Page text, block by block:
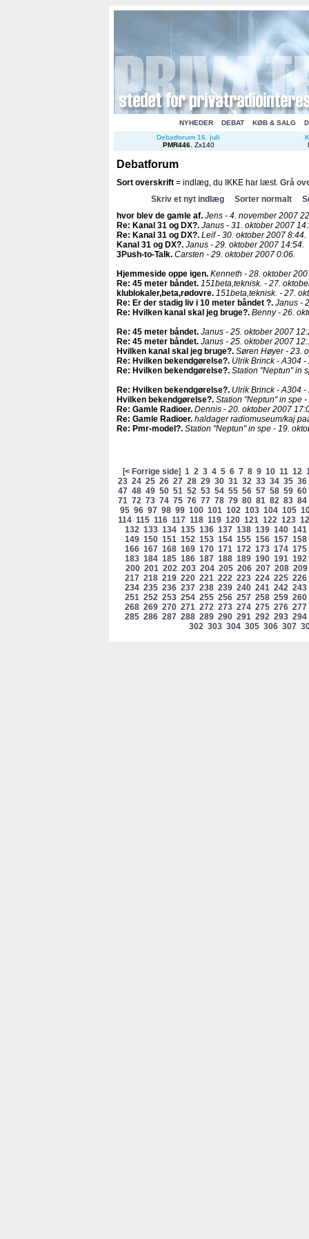
NYHEDER DEBAT KØB & SALG
Debatforum 16. juli
PMR446. Zx140
Debatforum
Sort overskrift = indlæg, du IKKE har læst. Grå
Skriv et nyt indlæg
Sorter normalt
hvor blev de gamle af. Jens - 4. november 2007
Re: Kanal 31 og DX?. Janus - 31. oktober 2007
Re: Kanal 31 og DX?. Leif - 30. oktober 2007 8:44.
Kanal 31 og DX?. Janus - 29. oktober 2007 14:54.
3Push-to-Talk. Carsten - 29. oktober 2007 0:06.
Hjemmeside oppe igen. Kenneth - 28. oktober
Re: 45 meter båndet. 151beta,teknisk. - 27.
klublokaler,beta,rødovre. 151beta,teknisk. - 27.
Re: Er der stadig liv i 10 meter båndet ?. Janus -
Re: Hvilken kanal skal jeg bruge?. Benny - 26.
Re: 45 meter båndet. Janus - 25. oktober 2007
Re: 45 meter båndet. Janus - 25. oktober 2007
Hvilken kanal skal jeg bruge?. Søren Høyer - 23.
Re: Hvilken bekendgørelse?. Ulrik Brinck - A304
Re: Hvilken bekendgørelse?. Station "Neptun" in
Re: Hvilken bekendgørelse?. Ulrik Brinck - A304
Hvilken bekendgørelse?. Station "Neptun" in spe
Re: Gamle Radioer. Dennis - 20. oktober 2007
Re: Gamle Radioer. haldager radiomuseum/kaj
Re: Pmr-model?. Station "Neptun" in spe - 19.
[< Forrige side] 1 2 3 4 5 6 7 8 9 10 11 12
23 24 25 26 27 28 29 30 31 32 33 34 35 36
47 48 49 50 51 52 53 54 55 56 57 58 59 60
71 72 73 74 75 76 77 78 79 80 81 82 83 84
95 96 97 98 99 100 101 102 103 104 105
114 115 116 117 118 119 120 121 122 123
132 133 134 135 136 137 138 139 140 141
149 150 151 152 153 154 155 156 157 158
166 167 168 169 170 171 172 173 174 175
183 184 185 186 187 188 189 190 191 192
200 201 202 203 204 205 206 207 208 209
217 218 219 220 221 222 223 224 225 226
234 235 236 237 238 239 240 241 242 243
251 252 253 254 255 256 257 258 259 260
268 269 270 271 272 273 274 275 276 277
285 286 287 288 289 290 291 292 293 294
302 303 304 305 306 307